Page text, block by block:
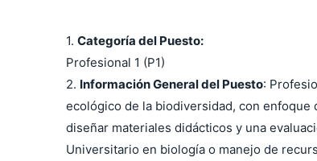
1.Categoría del Puesto:
Profesional 1 (P1)
2. Información General del Puesto:
ecológico de la biodiversidad, con
diseñar materiales didácticos y una
Universitario en biología o manejo de